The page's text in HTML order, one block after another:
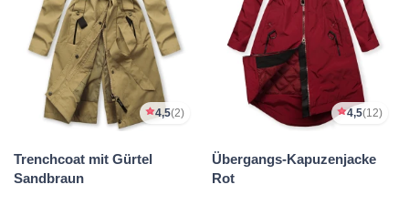
4,5(2)
Trenchcoat mit Gürtel
Sandbraun
4,5(12)
Übergangs-Kapuzenjacke
Rot